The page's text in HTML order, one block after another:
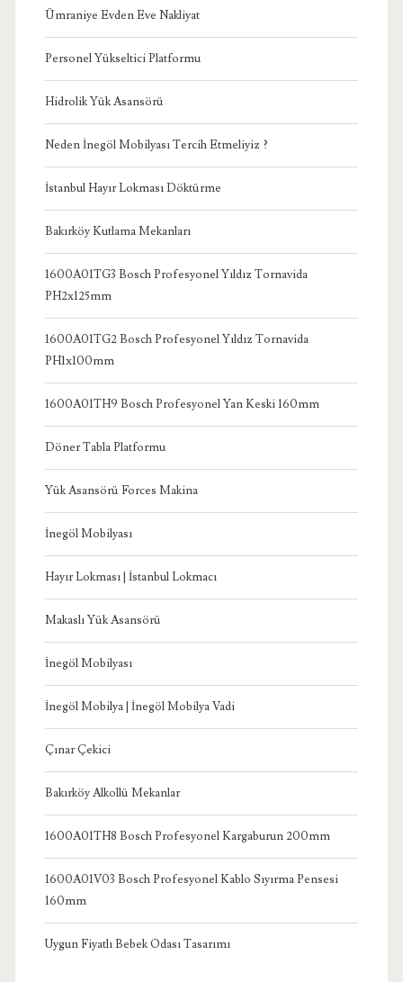
Ümraniye Evden Eve Nakliyat
Personel Yükseltici Platformu
Hidrolik Yük Asansörü
Neden İnegöl Mobilyası Tercih Etmeliyiz ?
İstanbul Hayır Lokması Döktürme
Bakırköy Kutlama Mekanları
1600A01TG3 Bosch Profesyonel Yıldız Tornavida
PH2x125mm
1600A01TG2 Bosch Profesyonel Yıldız Tornavida
PH1x100mm
1600A01TH9 Bosch Profesyonel Yan Keski 160mm
Döner Tabla Platformu
Yük Asansörü Forces Makina
İnegöl Mobilyası
Hayır Lokması | İstanbul Lokmacı
Makaslı Yük Asansörü
İnegöl Mobilyası
İnegöl Mobilya | İnegöl Mobilya Vadi
Çınar Çekici
Bakırköy Alkollü Mekanlar
1600A01TH8 Bosch Profesyonel Kargaburun 200mm
1600A01V03 Bosch Profesyonel Kablo Sıyırma Pensesi
160mm
Uygun Fiyatlı Bebek Odası Tasarımı